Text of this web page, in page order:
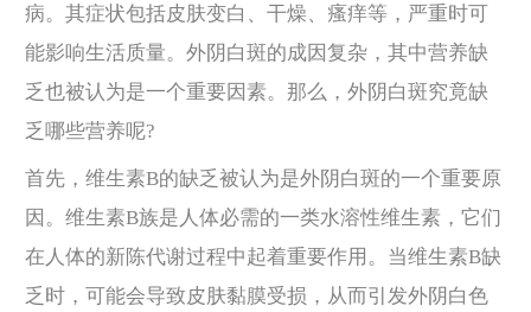
病。其症状包括皮肤变白、干燥、瘙痒等，严重时可
能影响生活质量。外阴白斑的成因复杂，其中营养缺
乏也被认为是一个重要因素。那么，外阴白斑究竟缺
乏哪些营养呢?
首先，维生素B的缺乏被认为是外阴白斑的一个重要原
因。维生素B族是人体必需的一类水溶性维生素，它们
在人体的新陈代谢过程中起着重要作用。当维生素B缺
乏时，可能会导致皮肤黏膜受损，从而引发外阴白色